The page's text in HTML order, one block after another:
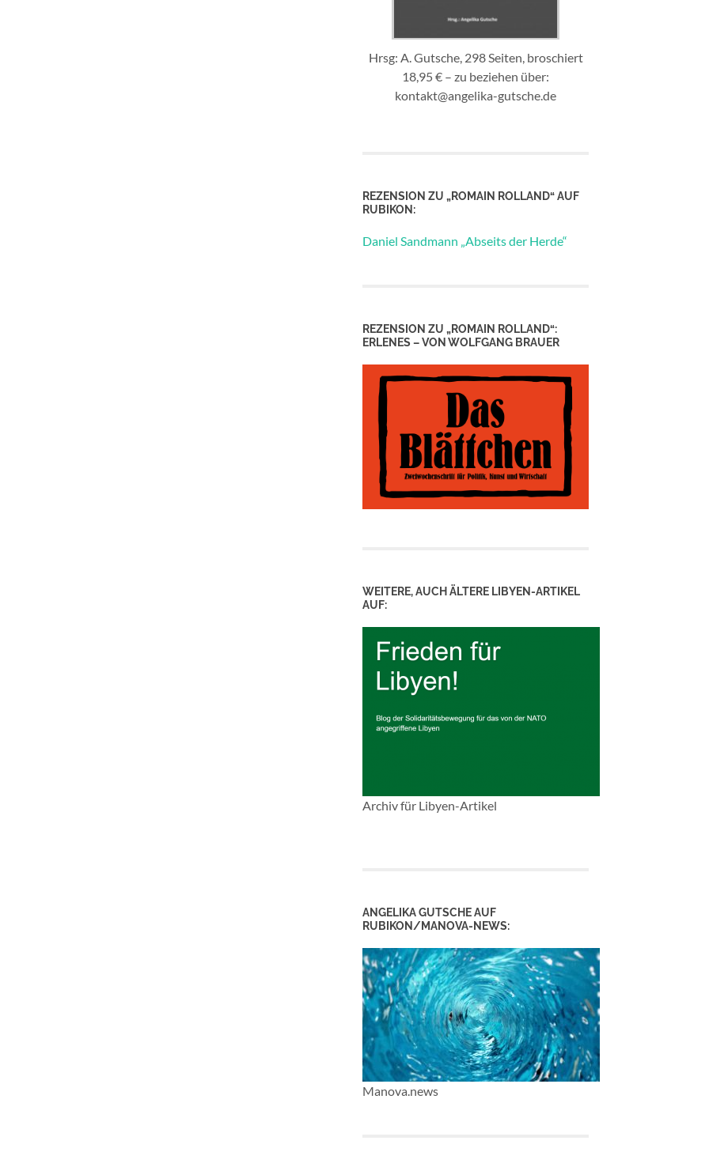
Hrsg: A. Gutsche, 298 Seiten, broschiert
18,95 € – zu beziehen über:
kontakt@angelika-gutsche.de
REZENSION ZU „ROMAIN ROLLAND“ AUF
RUBIKON:
Daniel Sandmann „Abseits der Herde“
REZENSION ZU „ROMAIN ROLLAND“:
ERLENES – VON WOLFGANG BRAUER
WEITERE, AUCH ÄLTERE LIBYEN-ARTIKEL
AUF:
Archiv für Libyen-Artikel
ANGELIKA GUTSCHE AUF
RUBIKON/MANOVA-NEWS:
Manova.news